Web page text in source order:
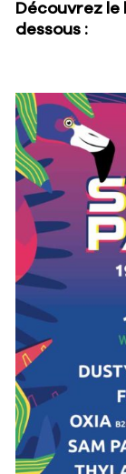
Découvrez
dessous :